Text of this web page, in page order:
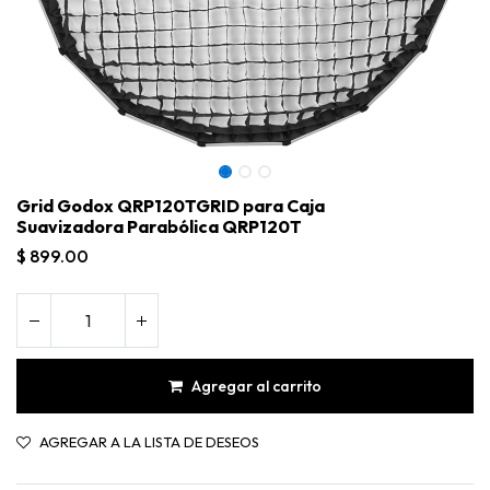
Grid Godox QRP120TGRID para Caja
Suavizadora Parabólica QRP120T
$ 899.00
Agregar al carrito
AGREGAR A LA LISTA DE DESEOS